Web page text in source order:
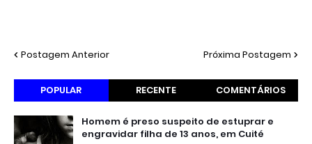
Postagem Anterior Próxima Postagem
POPULAR RECENTE COMENTÁRIOS
Homem é preso suspeito de estuprar e
engravidar filha de 13 anos, em Cuité